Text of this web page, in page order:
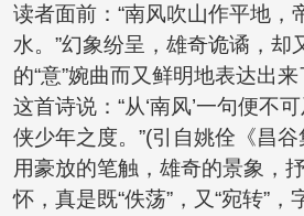
读者面前：“南风吹山作平地，
水。”幻象纷呈，雄奇诡谲，却
的“意”婉曲而又鲜明地表达出
这首诗说：“从‘南风’一句便不
侠少年之度。”(引自姚佺《昌
用豪放的笔触，雄奇的景象，
怀，真是既“佚荡”，又“宛转”